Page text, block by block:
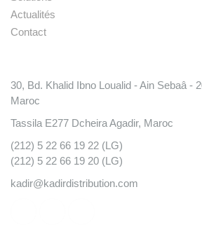
Actualités
Contact
30, Bd. Khalid Ibno Loualid - Ain Sebaâ -
Maroc
Tassila E277 Dcheira Agadir, Maroc
(212) 5 22 66 19 22 (LG)
(212) 5 22 66 19 20 (LG)
kadir@kadirdistribution.com